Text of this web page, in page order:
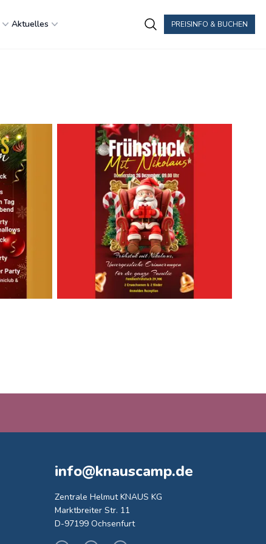
PREISINFO & BUCHEN
Aktuelles
info@knauscamp.de
Zentrale Helmut KNAUS KG
Marktbreiter Str. 11
D-97199 Ochsenfurt